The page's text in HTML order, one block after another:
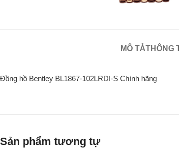
MÔ TẢTHÔNG
Đồng hồ Bentley BL1867-102LRDI-S Chính hãng
Sản phẩm tương tự